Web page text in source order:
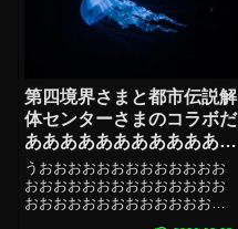
第四境界さまと都市伝説解
体センターさまのコラボだ
ああああああああああああ
あ！！！！！！！！！！！
！！夢じゃないよな
あ！！！！！！！！
うおおおおおおおおおおおおお
おおおおおおおおおおおおおお
おおおおおおおおおおおおおお